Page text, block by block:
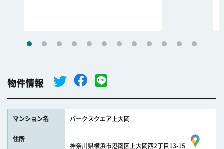
物件情報
マンション名 パークスクエア上大岡
住所
神奈川県横浜市港南区上大岡西2丁目13-15